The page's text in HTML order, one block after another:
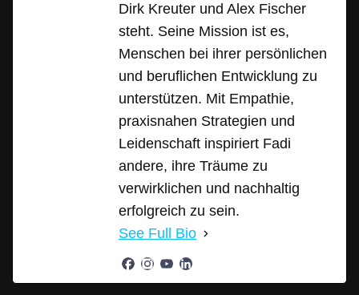
Dirk Kreuter und Alex Fischer
steht. Seine Mission ist es,
Menschen bei ihrer persönlichen
und beruflichen Entwicklung zu
unterstützen. Mit Empathie,
praxisnahen Strategien und
Leidenschaft inspiriert Fadi
andere, ihre Träume zu
verwirklichen und nachhaltig
erfolgreich zu sein.
See Full Bio